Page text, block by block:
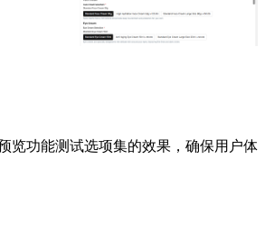
览功能测试选项集的效果，确保用户体